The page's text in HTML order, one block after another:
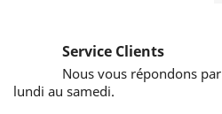
Service Clients
Nous vous répondons
lundi au samedi.